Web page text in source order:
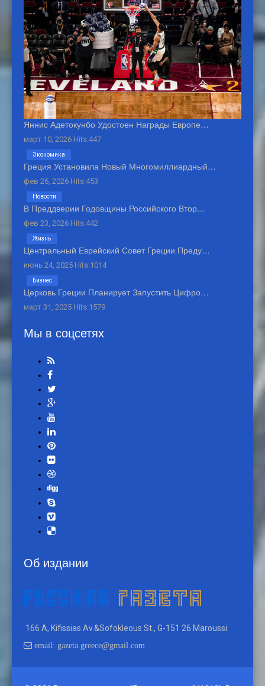
Яннис Адетокунбо Удостоен Награды Европе…
март 10, 2026 Hits:447
Греция Установила Новый Многомиллиардный…
фев 26, 2026 Hits:453
Экономика
В Преддверии Годовщины Российского Втор…
фев 23, 2026 Hits:442
Новости
Центральный Еврейский Совет Греции Преду…
июнь 24, 2025 Hits:1014
Жизнь
Церковь Греции Планирует Запустить Цифро…
март 31, 2025 Hits:1579
Бизнес
Мы в соцсетях
Об издании
166 A, Kifissias Av.&Sofokleous St., G-151 26 Maroussi
email: gazeta.greece@gmail.com